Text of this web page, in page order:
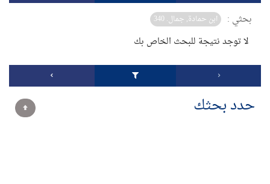
بحثي : ابن حمادة, جمال. 340
لا توجد نتيجة للبحث الخاص بك
حدد بحثك